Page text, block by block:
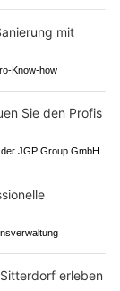
Know-how
JGP Group GmbH